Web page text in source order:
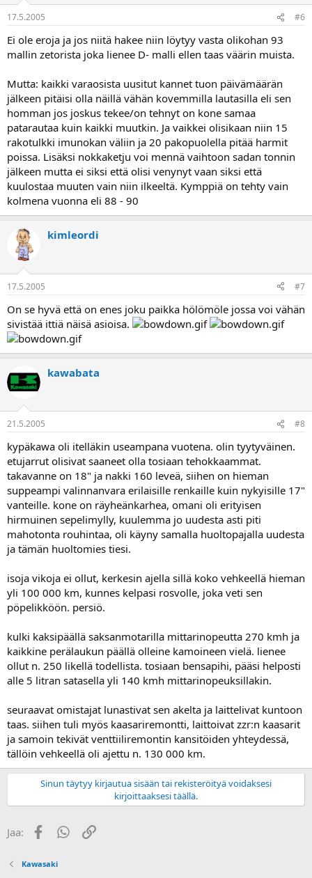
17.5.2005 #6
Ei ole eroja ja jos niitä hakee niin löytyy vasta olikohan 93
mallin zetorista joka lienee D- malli ellen taas väärin muista.
Mutta: kaikki varaosista uusitut kannet tuon päivämäärän
jälkeen pitäisi olla näillä vähän kovemmilla lautasilla eli sen
homman jos joskus tekee/on tehnyt on kone samaa
patarautaa kuin kaikki muutkin. Ja vaikkei olisikaan niin 15
rakotulkki imunokan väliin ja 20 pakopuolella pitää harmit
poissa. Lisäksi nokkaketju voi mennä vaihtoon sadan tonnin
jälkeen mutta ei siksi että olisi venynyt vaan siksi että
kuulostaa muuten vain niin ilkeeltä. Kymppiä on tehty vain
kolmena vuonna eli 88 - 90
kimleordi
17.5.2005 #7
On se hyvä että on enes joku paikka hölömöle jossa voi vähän
sivistää ittiä näisä asioisa.
kawabata
21.5.2005 #8
kypäkawa oli itelläkin useampana vuotena. olin tyytyväinen.
etujarrut olisivat saaneet olla tosiaan tehokkaammat.
takavanne on 18" ja nakki 160 leveä, siihen on hieman
suppeampi valinnanvara erilaisille renkaille kuin nykyisille 17"
vanteille. kone on räyheänkarhea, omani oli erityisen
hirmuinen sepelimylly, kuulemma jo uudesta asti piti
mahotonta rouhintaa, oli käyny samalla huoltopajalla uudesta
ja tämän huoltomies tiesi.
isoja vikoja ei ollut, kerkesin ajella sillä koko vehkeellä hieman
yli 100 000 km, kunnes kelpasi rosvolle, joka veti sen
pöpelikköön. persiö.
kulki kaksipäällä saksanmotarilla mittarinopeutta 270 kmh ja
kaikkine perälaukun päällä olleine kamoineen vielä. lienee
ollut n. 250 likellä todellista. tosiaan bensapihi, pääsi helposti
alle 5 litran satasella yli 140 kmh mittarinopeuksillakin.
seuraavat omistajat lunastivat sen akelta ja laittelivat kuntoon
taas. siihen tuli myös kaasariremontti, laittoivat zzr:n kaasarit
ja samoin tekivät venttiiliremontin kansitöiden yhteydessä,
tällöin vehkeellä oli ajettu n. 130 000 km.
Sinun täytyy kirjautua sisään tai rekisteröityä voidaksesi
kirjoittaaksesi täällä.
Jaa: FacebookWhatsApp
Linkki
Kawasaki